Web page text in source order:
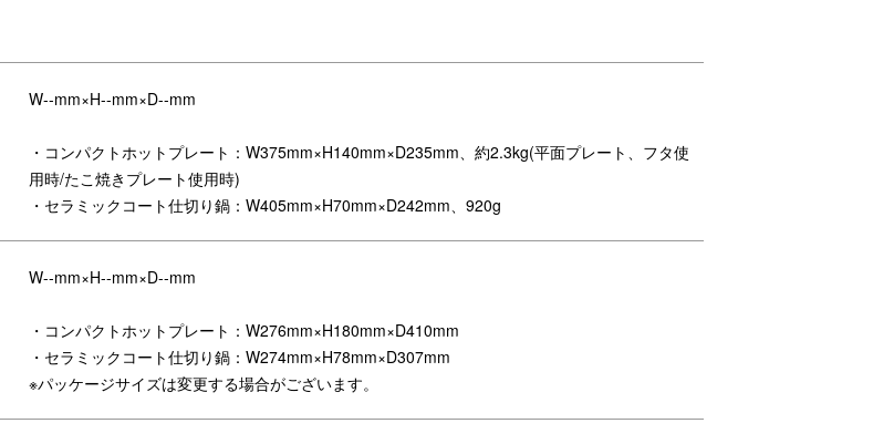
のデザイン・テキストを刻印できる、BRUNO直営店限定サービスです。
レームに、10文字×2行までのお好きな文字を刻印できます。
ご入力ください。
W--mm×H--mm×D--mm
・コンパクトホットプレート：W375mm×H140mm×D235mm、約2.3kg(平面プレート、フタ使
用時/たこ焼きプレート使用時)
・セラミックコート仕切り鍋：W405mm×H70mm×D242mm、920g
W--mm×H--mm×D--mm
・コンパクトホットプレート：W276mm×H180mm×D410mm
・セラミックコート仕切り鍋：W274mm×H78mm×D307mm
※パッケージサイズは変更する場合がございます。